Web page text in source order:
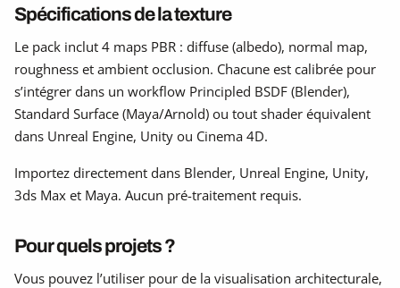
Spécifications de la texture
Le pack inclut 4 maps PBR : diffuse (albedo), normal map,
roughness et ambient occlusion. Chacune est calibrée pour
s’intégrer dans un workflow Principled BSDF (Blender),
Standard Surface (Maya/Arnold) ou tout shader équivalent
dans Unreal Engine, Unity ou Cinema 4D.
Importez directement dans Blender, Unreal Engine, Unity,
3ds Max et Maya. Aucun pré-traitement requis.
Pour quels projets ?
Vous pouvez l’utiliser pour de la visualisation architecturale,